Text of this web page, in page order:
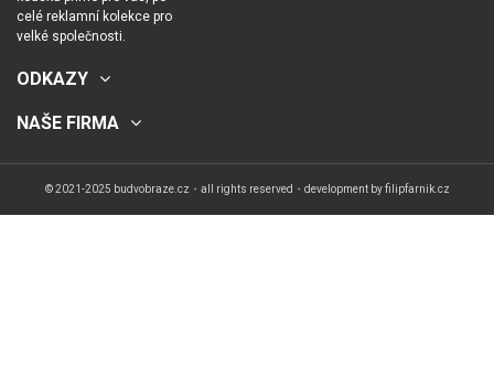
celé reklamní kolekce pro
velké společnosti.
ODKAZY
NAŠE FIRMA
© 2021-2025 budvobraze.cz・all rights reserved・development byfilipfarnik.cz